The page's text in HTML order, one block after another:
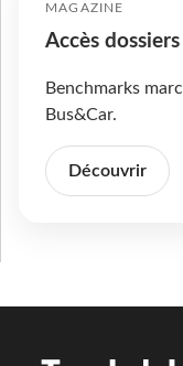
MAGAZINE
Accès dossiers
Benchmarks
Bus&Car.
Découvrir